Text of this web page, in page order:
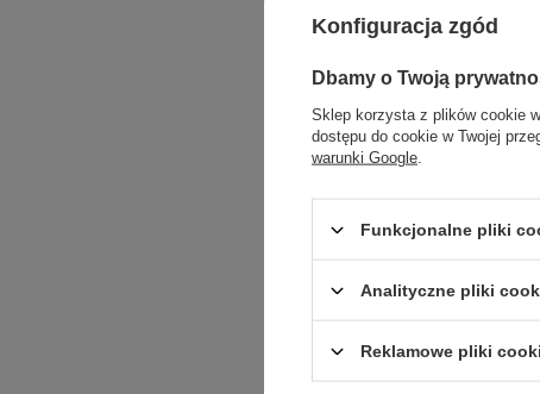
Konfiguracja zgód
Dbamy o Twoją
Sklep korzysta z plików cookie
dostępu do cookie w Twojej
warunki Google
Funkcjonalne pliki
Analityczne pliki
Reklamowe pliki